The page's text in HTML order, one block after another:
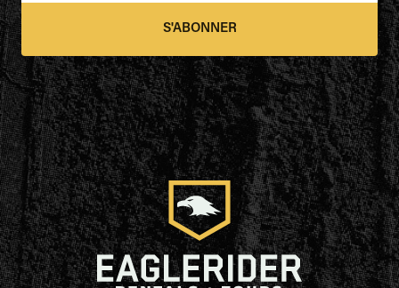
S'ABONNER